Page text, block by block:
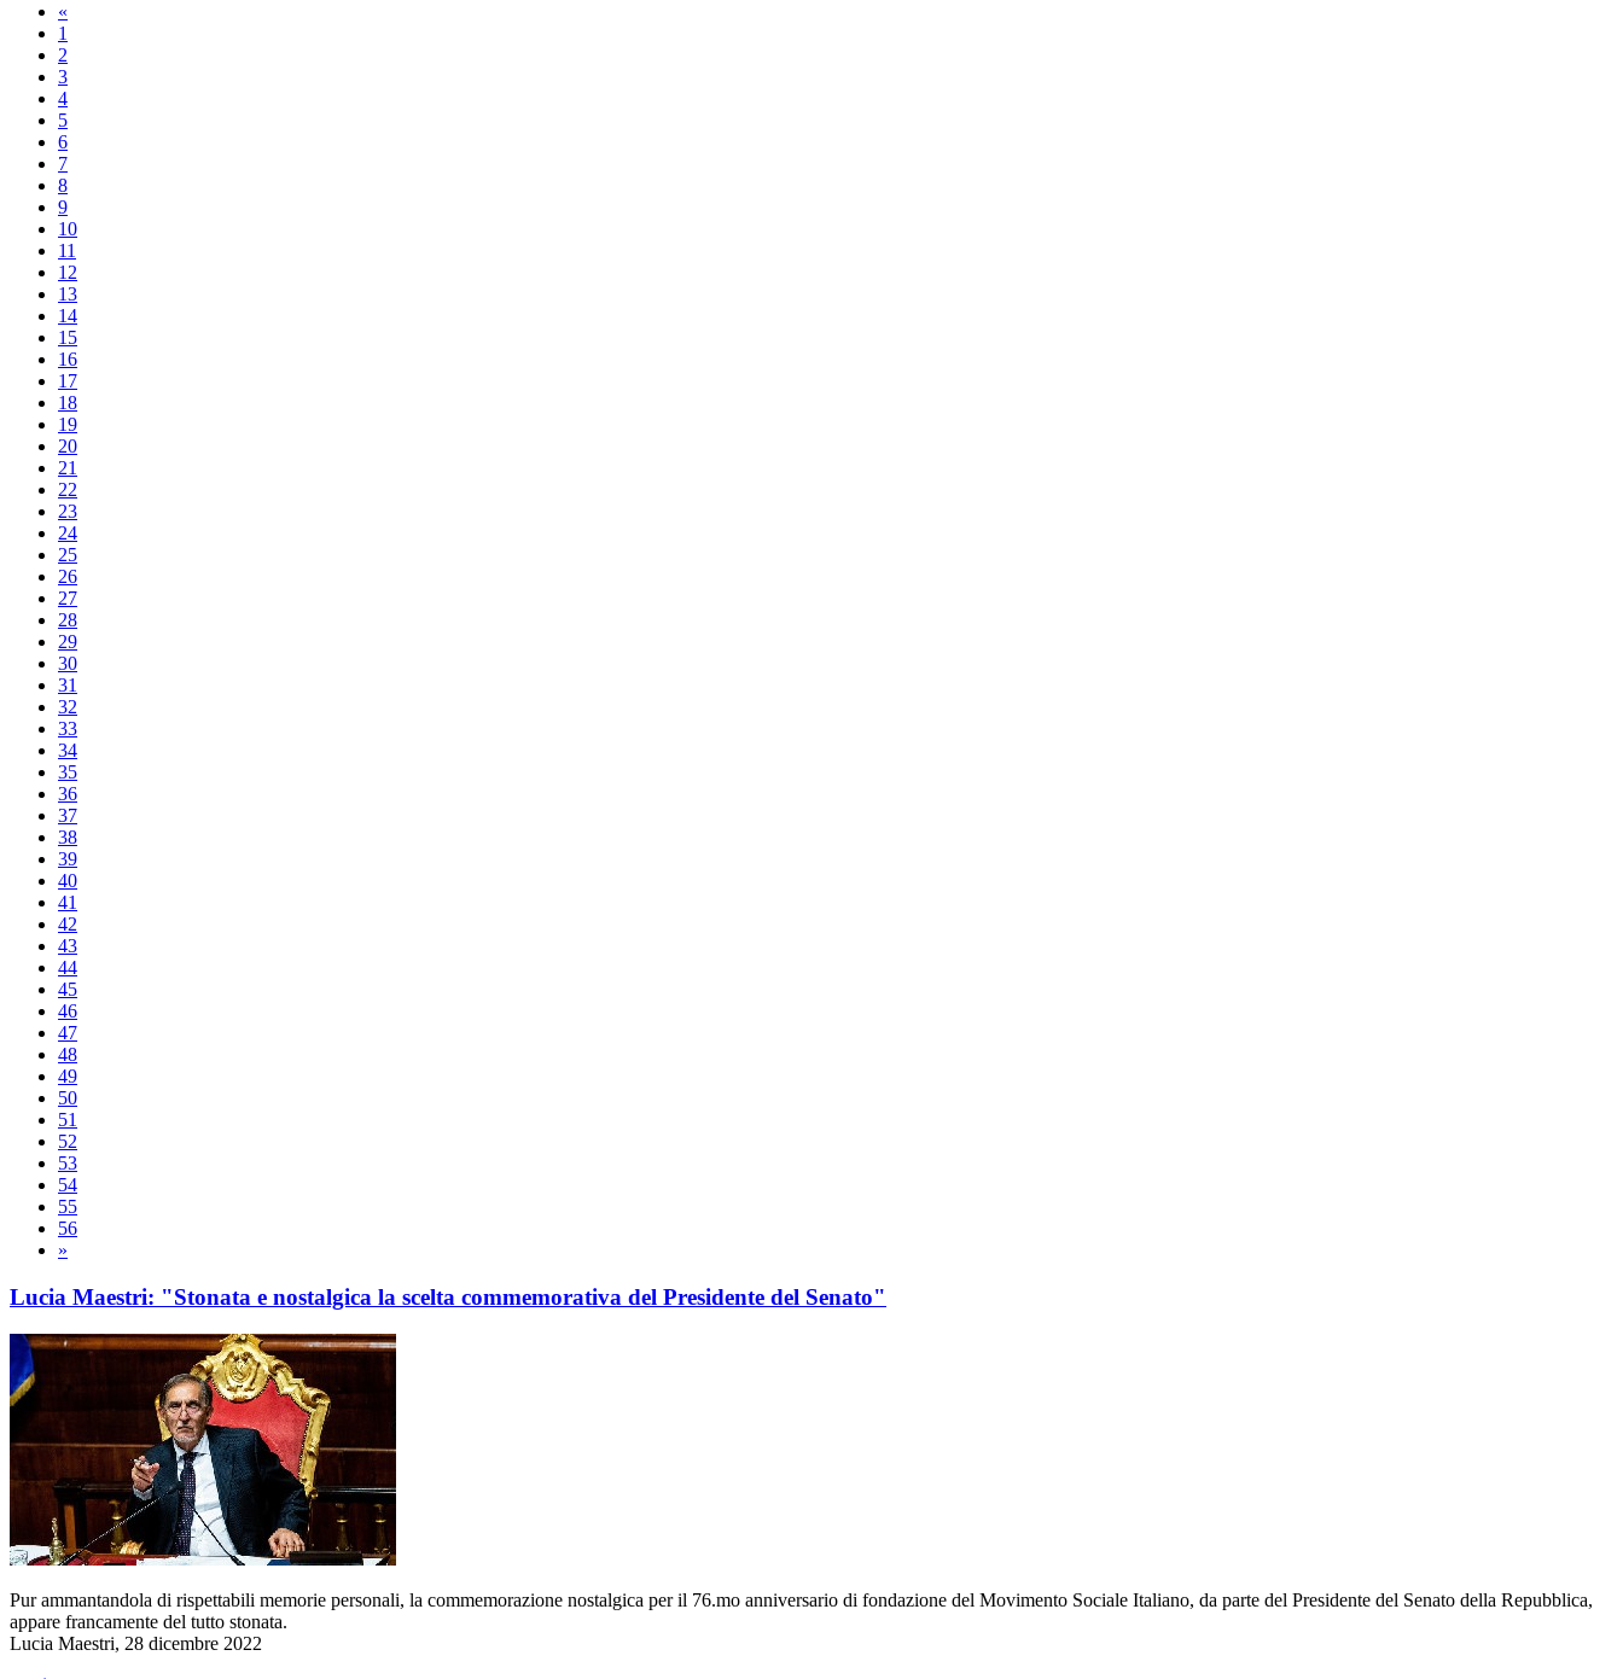
«
1
2
3
4
5
6
7
8
9
10
11
12
13
14
15
16
17
18
19
20
21
22
23
24
25
26
27
28
29
30
31
32
33
34
35
36
37
38
39
40
41
42
43
44
45
46
47
48
49
50
51
52
53
54
55
56
»
Lucia Maestri: "Stonata e nostalgica la scelta commemorativa del Presidente del Senato"
Pur ammantandola di rispettabili memorie personali, la commemorazione nostalgica per il 76.mo anniversario di fondazione del Movimento Sociale Italiano, da parte del Presidente del Senato della Repubblica,
appare francamente del tutto stonata.
Lucia Maestri, 28 dicembre 2022